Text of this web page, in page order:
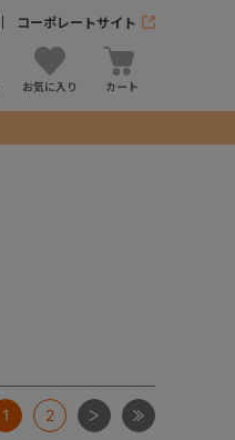
コーポレートサイト
お気に入り カート
1 2 次 最後